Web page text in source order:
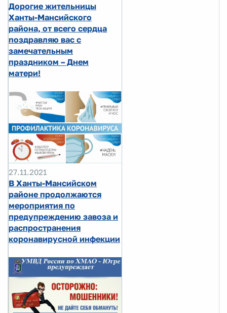
Дорогие жительницы
Ханты-Мансийского
района, от всего сердца
поздравляю вас с
замечательным
праздником – Днем
матери!
27.11.2021
В Ханты-Мансийском
районе продолжаются
мероприятия по
предупреждению завоза и
распространения
коронавирусной инфекции